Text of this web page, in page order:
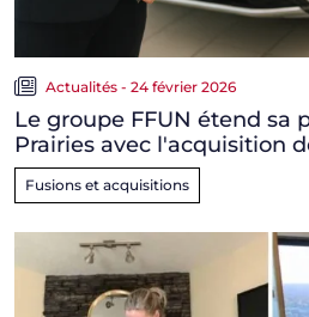
Actualités - 24 février 2026
Le groupe FFUN étend sa
Prairies avec l'acquisition
Fusions et acquisitions